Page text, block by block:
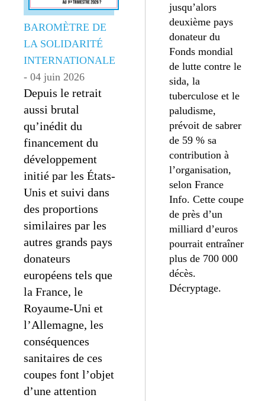
BAROMÈTRE DE
LA SOLIDARITÉ
INTERNATIONALE
- 04 juin 2026
Depuis le retrait
aussi brutal
qu’inédit du
financement du
développement
initié par les États-
Unis et suivi dans
des proportions
similaires par les
autres grands pays
donateurs
européens tels que
la France, le
Royaume-Uni et
l’Allemagne, les
conséquences
sanitaires de ces
coupes font l’objet
d’une attention
jusqu’alors
deuxième pays
donateur du
Fonds mondial
de lutte contre le
sida, la
tuberculose et le
paludisme,
prévoit de sabrer
de 59 % sa
contribution à
l’organisation,
selon France
Info. Cette coupe
de près d’un
milliard d’euros
pourrait entraîner
plus de 700 000
décès.
Décryptage.